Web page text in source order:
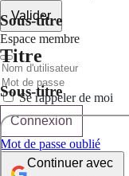
Sous-titre
Titre
Sous-titre
Valider
Espace membre
Se rappeler de moi
Connexion
Mot de passe oublié
Continuer avec